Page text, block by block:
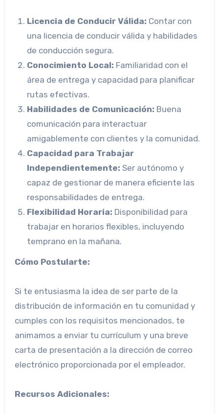
Licencia de Conducir Válida: Contar con
una licencia de conducir válida y habilidades
de conducción segura.
Conocimiento Local: Familiaridad con el
área de entrega y capacidad para planificar
rutas efectivas.
Habilidades de Comunicación: Buena
comunicación para interactuar
amigablemente con clientes y la comunidad.
Capacidad para Trabajar
Independientemente: Ser autónomo y
capaz de gestionar de manera eficiente las
responsabilidades de entrega.
Flexibilidad Horaria: Disponibilidad para
trabajar en horarios flexibles, incluyendo
temprano en la mañana.
Cómo Postularte:
Si te entusiasma la idea de ser parte de la
distribución de información en tu comunidad y
cumples con los requisitos mencionados, te
animamos a enviar tu currículum y una breve
carta de presentación a la dirección de correo
electrónico proporcionada por el empleador.
Recursos Adicionales: